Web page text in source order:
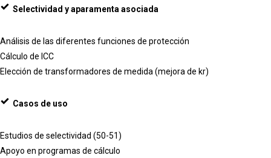
Selectividad y aparamenta asociada
Análisis de las diferentes funciones de protección
Cálculo de ICC
Elección de transformadores de medida (mejora de kr)
Casos de uso
Estudios de selectividad (50-51)
Apoyo en programas de cálculo